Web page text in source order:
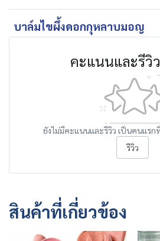
บาล์มไขผึ้งดอกกุหลาบมอญ
คะแนนและรีวิ
ยังไม่มีคะแนนและรีวิว เป็นคนแรก
รีวิว
สินค้าที่เกี่ยวข้อง